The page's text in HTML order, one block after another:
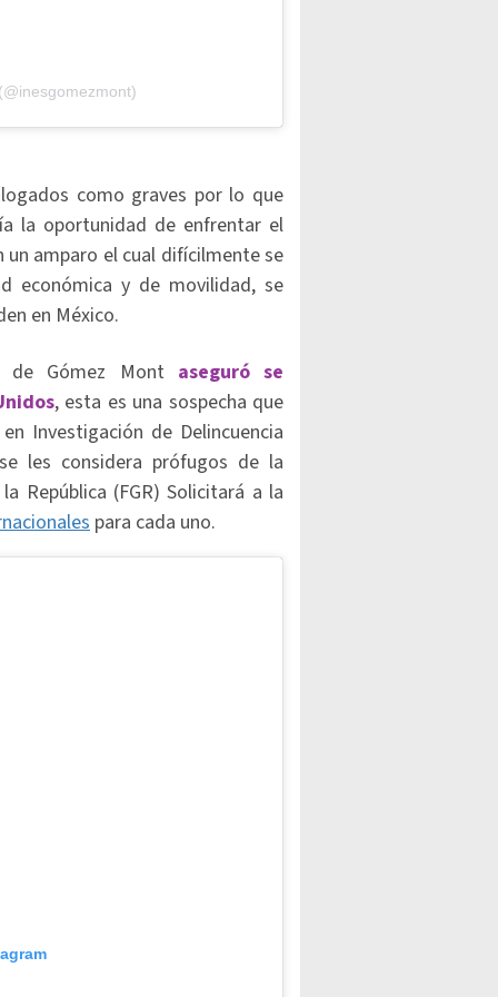
como graves por lo que
la oportunidad de enfrentar el
amparo el cual difícilmente se
económica y de movilidad, se
en México.
de Gómez Mont aseguró se
, esta es una sospecha que
Investigación de Delincuencia
les considera prófugos de la
República (FGR) Solicitará a la
para cada uno.